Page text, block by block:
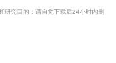
研究目的；请自觉下载后24小时内删